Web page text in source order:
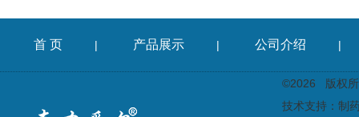
首 页 | 产品展示 | 公司介绍 |
©2026 版权所
技术支持： 制